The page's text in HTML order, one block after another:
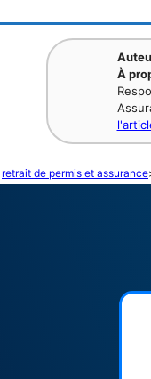
À
retrait de permis et assurance